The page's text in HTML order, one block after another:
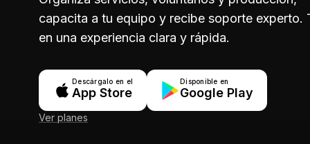
capacita a tu equipo y recibe soporte experto.
en una experiencia clara y rápida.
Descárgalo en el
App Store
Disponible en
Google Play
Ver planes